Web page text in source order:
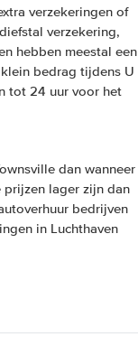
verzekeringen of
verzekering,
hebben meestal een
bedrag tijdens U
tot 24 uur voor het
dan wanneer
lager zijn dan
bedrijven
in Luchthaven